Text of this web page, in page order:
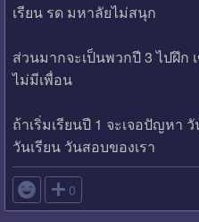
เรียน รด มหาลัยไม่สนุก
ส่วนมากจะเป็นพวกปี 3 ไปฝึก
ไม่มีเพื่อน
ถ้าเริ่มเรียนปี 1 จะเจอปัญหา
วันเรียน วันสอบของเรา
 0